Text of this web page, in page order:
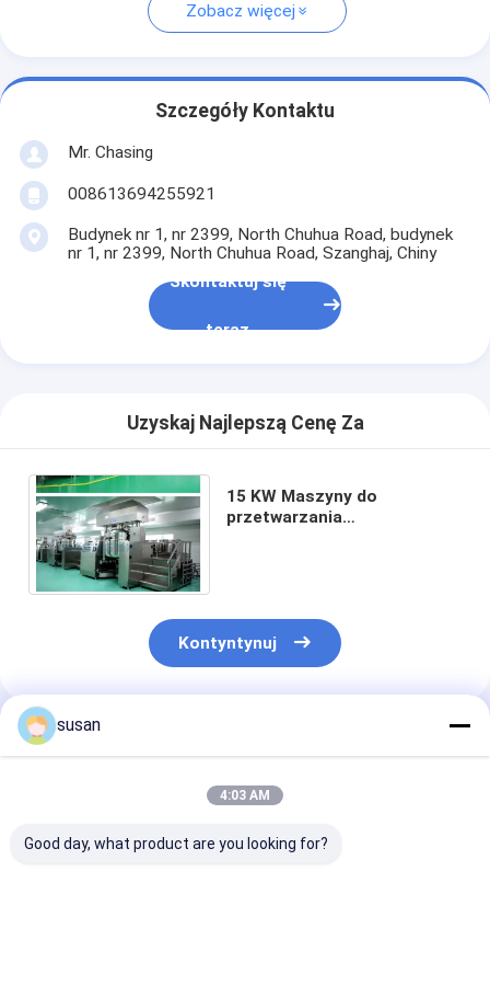
Zobacz więcej
Szczegóły Kontaktu
Mr. Chasing
008613694255921
Budynek nr 1, nr 2399, North Chuhua Road, budynek
nr 1, nr 2399, North Chuhua Road, Szanghaj, Chiny
Skontaktuj się
teraz
Uzyskaj Najlepszą Cenę Za
15 KW Maszyny do
przetwarzania
Kontyntynuj
Polecane Produkty
susan
4:03 AM
Good day, what product are you looking for?